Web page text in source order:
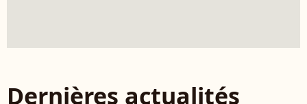
Dernières actualités